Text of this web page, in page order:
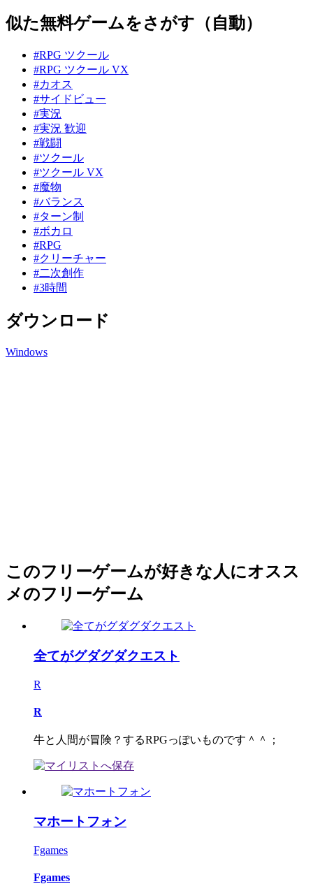
似た無料ゲームをさがす（自動）
#RPG ツクール
#RPG ツクール VX
#カオス
#サイドビュー
#実況
#実況 歓迎
#戦闘
#ツクール
#ツクール VX
#魔物
#バランス
#ターン制
#ボカロ
#RPG
#クリーチャー
#二次創作
#3時間
ダウンロード
Windows
このフリーゲームが好きな人にオスス
メのフリーゲーム
全てがグダグダクエスト
R
R
牛と人間が冒険？するRPGっぽいものです＾＾；
マホートフォン
Fgames
Fgames